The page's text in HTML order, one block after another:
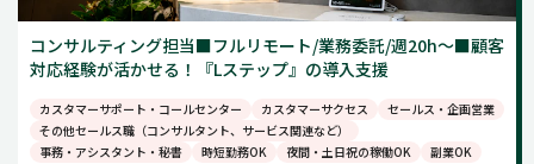
コンサルティング担当■フルリモート/業務委託/週20h～■顧客
対応経験が活かせる！『Lステップ』の導入支援
カスタマーサポート・コールセンター カスタマーサクセス
セールス・企画営業
その他セールス職（コンサルタント、サービス関連など）
事務・アシスタント・秘書
時短勤務OK 夜間・土日祝の稼働OK 副業OK